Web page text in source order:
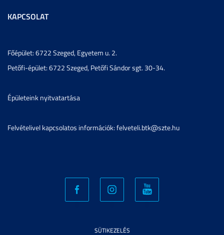
KAPCSOLAT
Főépület: 6722 Szeged, Egyetem u. 2.
Petőfi-épület: 6722 Szeged, Petőfi Sándor sgt. 30-34.
Épületeink nyitvatartása
Felvételivel kapcsolatos információk: felveteli.btk@szte.hu
SÜTIKEZELÉS